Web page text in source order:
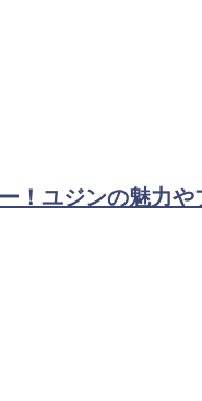
！ユジンの魅力や